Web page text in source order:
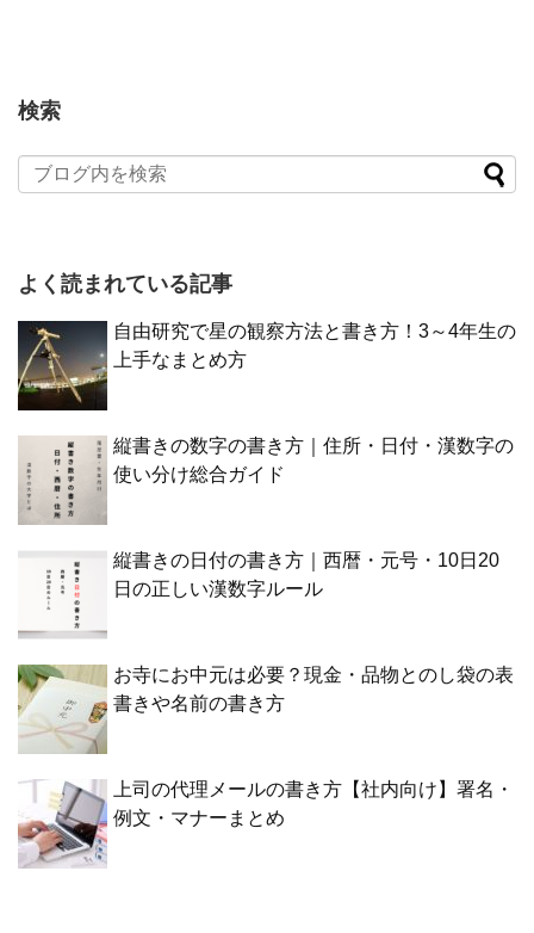
検索
よく読まれている記事
自由研究で星の観察方法と書き方！3～4年生の
上手なまとめ方
縦書きの数字の書き方｜住所・日付・漢数字の
使い分け総合ガイド
縦書きの日付の書き方｜西暦・元号・10日20
日の正しい漢数字ルール
お寺にお中元は必要？現金・品物とのし袋の表
書きや名前の書き方
上司の代理メールの書き方【社内向け】署名・
例文・マナーまとめ